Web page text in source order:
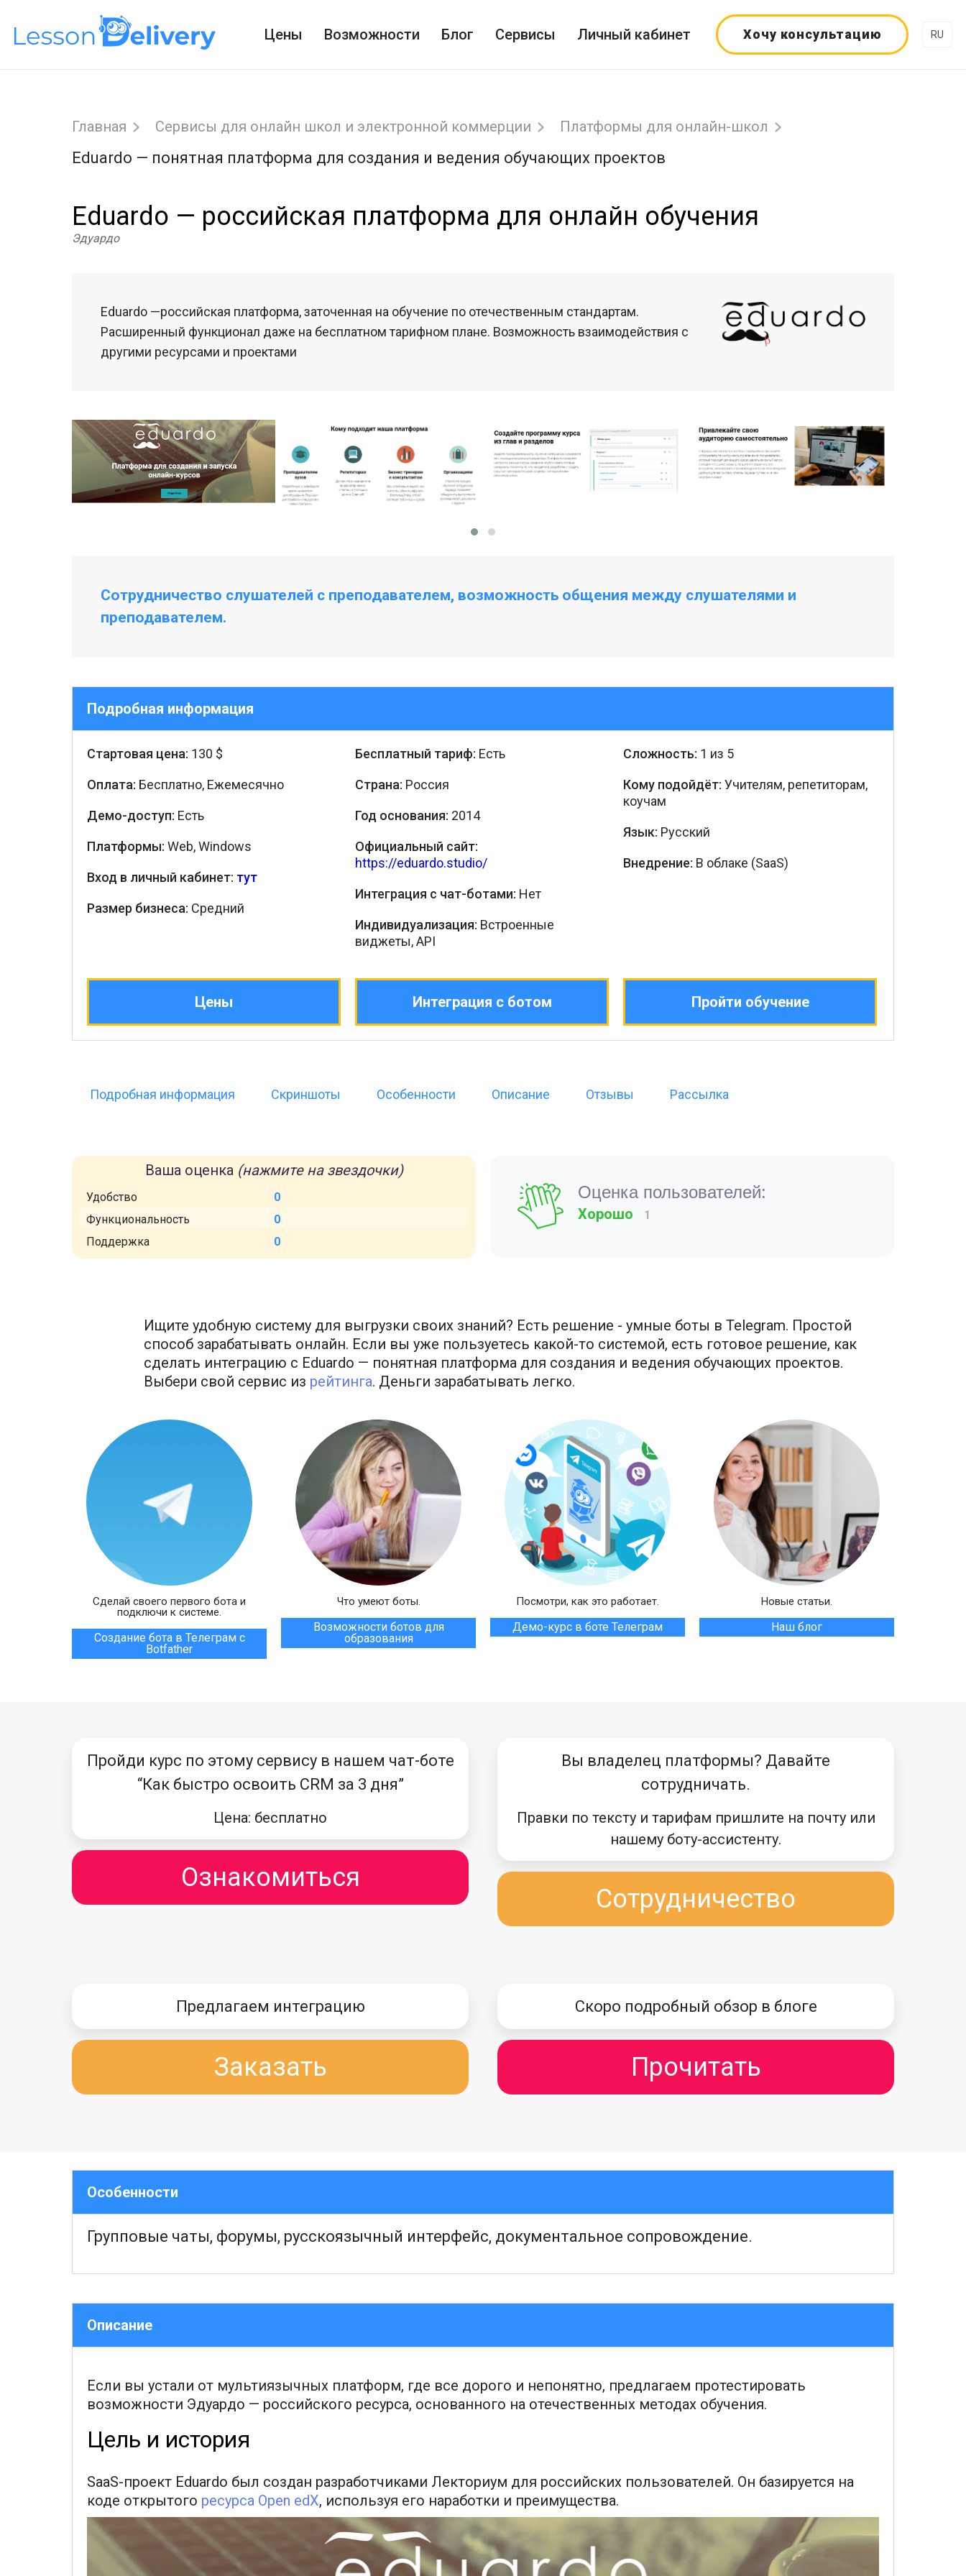
Цены Возможности Блог Сервисы Личный кабинет Хочу консультацию RU
Главная Сервисы для онлайн школ и электронной коммерции Платформы для онлайн-школ
Eduardo — понятная платформа для создания и ведения обучающих проектов
Eduardo — российская платформа для онлайн обучения
Эдуардо
Eduardo —российская платформа, заточенная на обучение по отечественным стандартам.
Расширенный функционал даже на бесплатном тарифном плане. Возможность взаимодействия с
другими ресурсами и проектами
Сотрудничество слушателей с преподавателем, возможность общения между слушателями и
преподавателем.
Подробная информация
Стартовая цена: 130 $
Оплата: Бесплатно, Ежемесячно
Демо-доступ: Есть
Платформы: Web, Windows
Вход в личный кабинет: тут
Размер бизнеса: Средний
Бесплатный тариф: Есть
Страна: Россия
Год основания: 2014
Официальный сайт:
https://eduardo.studio/
Интеграция с чат-ботами: Нет
Индивидуализация: Встроенные
виджеты, API
Сложность: 1 из 5
Кому подойдёт: Учителям, репетиторам,
коучам
Язык: Русский
Внедрение: В облаке (SaaS)
Цены Интеграция с ботом Пройти обучение
Подробная информация Скриншоты Особенности Описание Отзывы Рассылка
Ваша оценка (нажмите на звездочки)
Удобство
0
Функциональность
0
Поддержка
0
Оценка пользователей:
Хорошо 1
Ищите удобную систему для выгрузки своих знаний? Есть решение - умные боты в Telegram. Простой
способ зарабатывать онлайн. Если вы уже пользуетесь какой-то системой, есть готовое решение, как
сделать интеграцию с Eduardo — понятная платформа для создания и ведения обучающих проектов.
Выбери свой сервис из рейтинга. Деньги зарабатывать легко.
Сделай своего первого бота и
подключи к системе.
Создание бота в Телеграм с
Botfather
Что умеют боты.
Возможности ботов для
образования
Посмотри, как это работает.
Демо-курс в боте Телеграм
Новые статьи.
Наш блог
Пройди курс по этому сервису в нашем чат-боте
“Как быстро освоить CRM за 3 дня”
Цена: бесплатно
Ознакомиться
Вы владелец платформы? Давайте
сотрудничать.
Правки по тексту и тарифам пришлите на почту или
нашему боту-ассистенту.
Сотрудничество
Предлагаем интеграцию
Заказать
Скоро подробный обзор в блоге
Прочитать
Особенности
Групповые чаты, форумы, русскоязычный интерфейс, документальное сопровождение.
Описание
Если вы устали от мультиязычных платформ, где все дорого и непонятно, предлагаем протестировать
возможности Эдуардо — российского ресурса, основанного на отечественных методах обучения.
Цель и история
SaaS-проект Eduardo был создан разработчиками Лекториум для российских пользователей. Он базируется на
коде открытого ресурса Open edX, используя его наработки и преимущества.